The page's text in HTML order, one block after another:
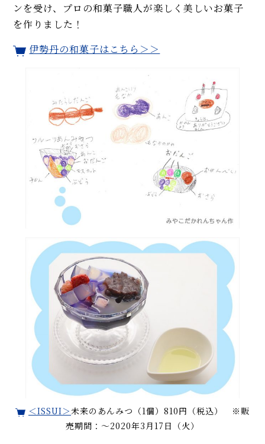
ンを受け、プロの和菓子職人が楽しく美しいお菓子
を作りました！
伊勢丹の和菓子はこちら＞＞
＜ISSUI＞未来のあんみつ（1個）810円（税込） ※販
売期間：〜2020年3月17日（火）